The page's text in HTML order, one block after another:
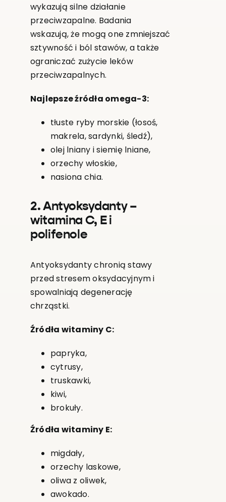
wykazują silne działanie
przeciwzapalne. Badania
wskazują, że mogą one zmniejszać
sztywność i ból stawów, a także
ograniczać zużycie leków
przeciwzapalnych.
Najlepsze źródła omega-3:
tłuste ryby morskie (łosoś,
makrela, sardynki, śledź),
olej lniany i siemię lniane,
orzechy włoskie,
nasiona chia.
2. Antyoksydanty –
witamina C, E i
polifenole
Antyoksydanty chronią stawy
przed stresem oksydacyjnym i
spowalniają degenerację
chrząstki.
Źródła witaminy C:
papryka,
cytrusy,
truskawki,
kiwi,
brokuły.
Źródła witaminy E:
migdały,
orzechy laskowe,
oliwa z oliwek,
awokado.